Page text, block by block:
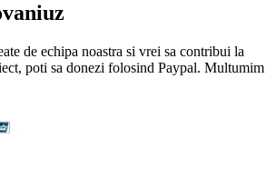
de echipa noastra si vrei sa contribui la
poti sa donezi folosind Paypal. Multumim